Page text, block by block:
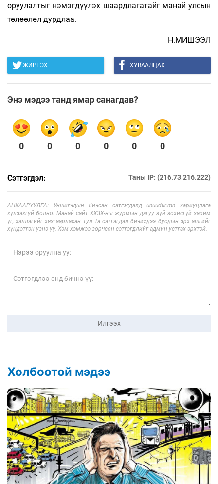
оруулалтыг нэмэгдүүлэх шаардлагатайг манай улсын
төлөөлөл дурдлаа.
Н.МИШЭЭЛ
ЖИРГЭХ ХУВААЛЦАХ
Энэ мэдээ танд ямар санагдав?
0 0 0 0 0 0
Сэтгэгдэл: Таны IP: (216.73.216.222)
АНХААРУУЛГА: Уншигчдын бичсэн сэтгэгдэлд unuudur.mn хариуцлага
хүлээхгүй болно. Манай сайт ХХЗХ-ны журмын дагуу зүй зохисгүй зарим
үг, хэллэгийг хязгаарласан тул Та сэтгэгдэл бичихдээ бусдын эрх ашгийг
хүндэтгэн үзнэ үү. Хэм хэмжээ зөрчсөн сэтгэгдлийг админ устгах эрхтэй.
Илгээх
Холбоотой мэдээ